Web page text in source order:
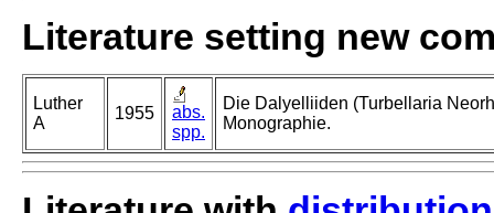
Literature setting new
Luther
A
1955
abs.
spp.
Die Dalyelliiden (Turbellaria
Monographie.